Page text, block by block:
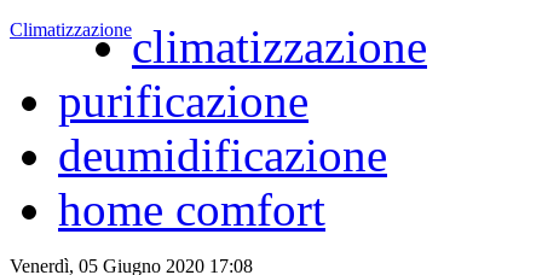
Climatizzazioneclimatizzazione
purificazione
deumidificazione
home comfort
Venerdì, 05 Giugno 2020 17:08